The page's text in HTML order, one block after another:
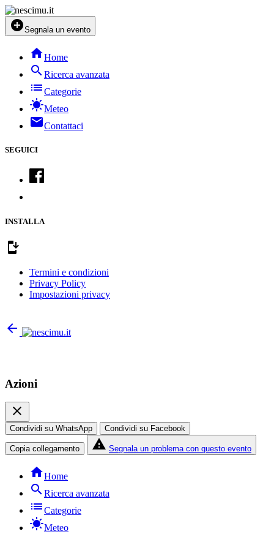
add_circleSegnala un evento
homeHome
searchRicerca avanzata
listCategorie
sunnyMeteo
mailContattaci
SEGUICI
INSTALLA
install_mobile
Termini e condizioni
Privacy Policy
Impostazioni privacy
arrow_back
Azioni
close
Condividi su WhatsApp Condividi su Facebook
Copia collegamento report_problem Segnala un problema con questo evento
homeHome
searchRicerca avanzata
listCategorie
sunnyMeteo